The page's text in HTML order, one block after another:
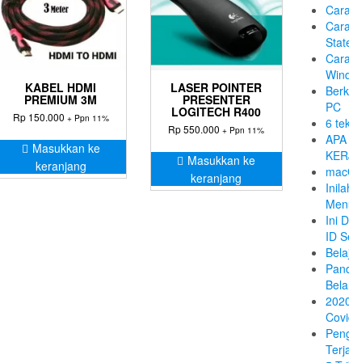
KABEL HDMI
PREMIUM 3M
Rp150.000 + Ppn 11%
Masukkan ke
keranjang
LASER POINTER
PRESENTER
LOGITECH R400
Rp550.000 + Ppn 11%
Masukkan ke
keranjang
PC
6
Ini
ID